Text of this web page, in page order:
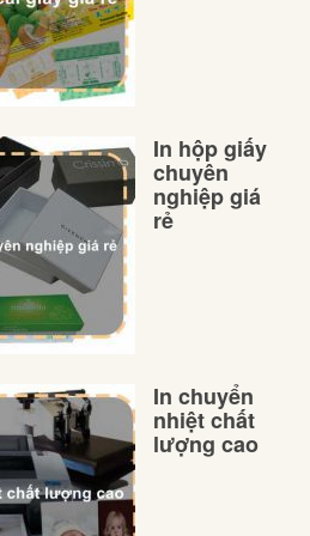
In hộp giấy
chuyên
nghiệp giá
rẻ
In chuyển
nhiệt chất
lượng cao